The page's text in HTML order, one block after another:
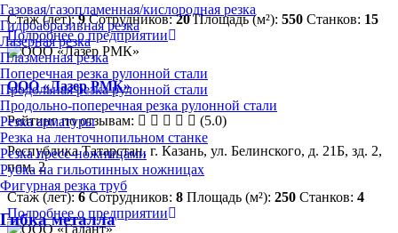
Газовая/газопламенная/кислородная резка
Гидроабразивная резка
Лазерная резка
Плазменная резка
Поперечная резка рулонной стали
Продольная резка рулонной стали
Продольно-поперечная резка рулонной стали
Резка арматуры
Резка на ленточнопильном станке
Резка пресс-ножницами
Рубка на гильотинных ножницах
Фигурная резка труб
Гибка металла
Стаж (лет):9 Сотрудников:20 Площадь (м²): 550 Станков: 15
Подробнее о предприятии
ООО «Лазер РМК»
Рейтинг по отзывам:
(5.0)
Республика Татарстан, г. Казань, ул. Белинского, д. 21Б, зд. 2,
пом. 2
Стаж (лет): 6 Сотрудников: 8 Площадь (м²): 250 Станков: 4
Подробнее о предприятии